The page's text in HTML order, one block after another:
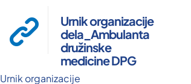
Urnik organizacije
dela_Ambulanta
družinske
medicine DPG
Urnik organizacije